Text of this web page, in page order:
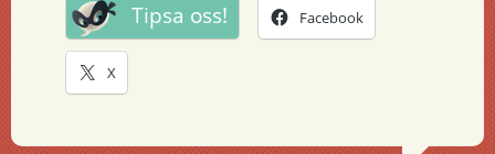
Tipsa oss! Facebook
X